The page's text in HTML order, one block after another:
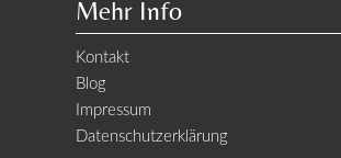
Mehr Info
Kontakt
Blog
Impressum
Datenschutzerklärung